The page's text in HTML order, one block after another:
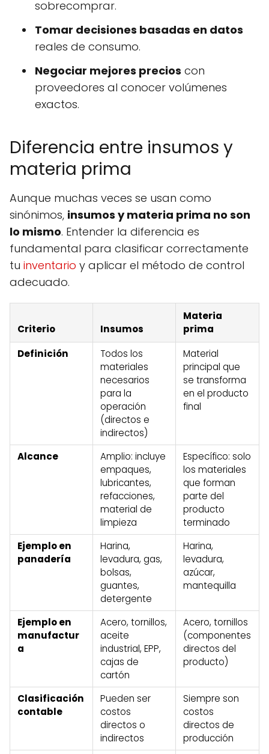
sobrecomprar.
Tomar decisiones basadas en datos
reales de consumo.
Negociar mejores precios con
proveedores al conocer volúmenes
exactos.
Diferencia entre insumos y
materia prima
Aunque muchas veces se usan como
sinónimos, insumos y materia prima no son
lo mismo. Entender la diferencia es
fundamental para clasificar correctamente
tu inventario y aplicar el método de control
adecuado.
Criterio Insumos
Materia
prima
Definición
Todos los
materiales
necesarios
para la
operación
(directos e
indirectos)
Material
principal que
se transforma
en el producto
final
Alcance
Amplio: incluye
empaques,
lubricantes,
refacciones,
material de
limpieza
Específico: solo
los materiales
que forman
parte del
producto
terminado
Ejemplo en
panadería
Harina,
levadura, gas,
bolsas,
guantes,
detergente
Harina,
levadura,
azúcar,
mantequilla
Ejemplo en
manufactur
a
Acero, tornillos,
aceite
industrial, EPP,
cajas de
cartón
Acero, tornillos
(componentes
directos del
producto)
Clasificación
contable
Pueden ser
costos
directos o
indirectos
Siempre son
costos
directos de
producción